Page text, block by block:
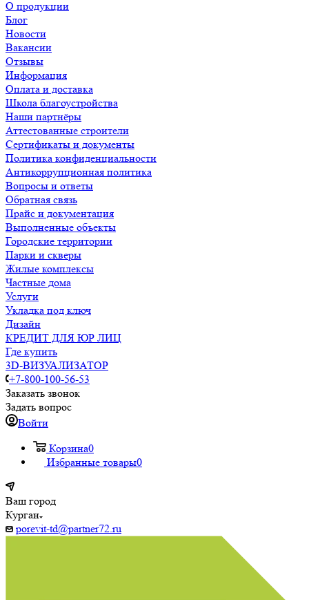
О продукции
Блог
Новости
Вакансии
Отзывы
Информация
Оплата и доставка
Школа благоустройства
Наши партнёры
Аттестованные строители
Сертификаты и документы
Политика конфиденциальности
Антикоррупционная политика
Вопросы и ответы
Обратная связь
Прайс и документация
Выполненные объекты
Городские территории
Парки и скверы
Жилые комплексы
Частные дома
Услуги
Укладка под ключ
Дизайн
КРЕДИТ ДЛЯ ЮР ЛИЦ
Где купить
3D-ВИЗУАЛИЗАТОР
+7-800-100-56-53
Заказать звонок
Задать вопрос
Войти
Корзина0
Избранные товары0
Ваш город
Курган
porevit-td@partner72.ru